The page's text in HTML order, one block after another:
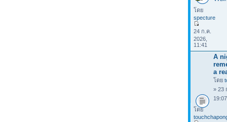
โดย
specture
24 ก.ค.
2026,
11:41
A
a
โดย
» 23
โดย